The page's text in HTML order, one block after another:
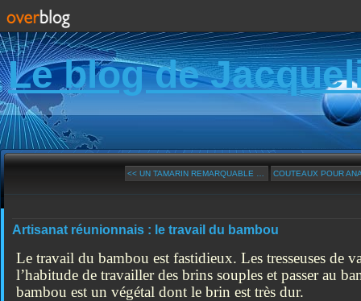
Le blog de
<< UN TAMARIN REMARQUABLE … COUTEAUX POUR
Artisanat réunionnais : le travail du bambou
Le travail du bambou est fastidieux. Les tresseuses de
l’habitude de travailler des brins souples et passer au
bambou est un végétal dont le brin est très dur.